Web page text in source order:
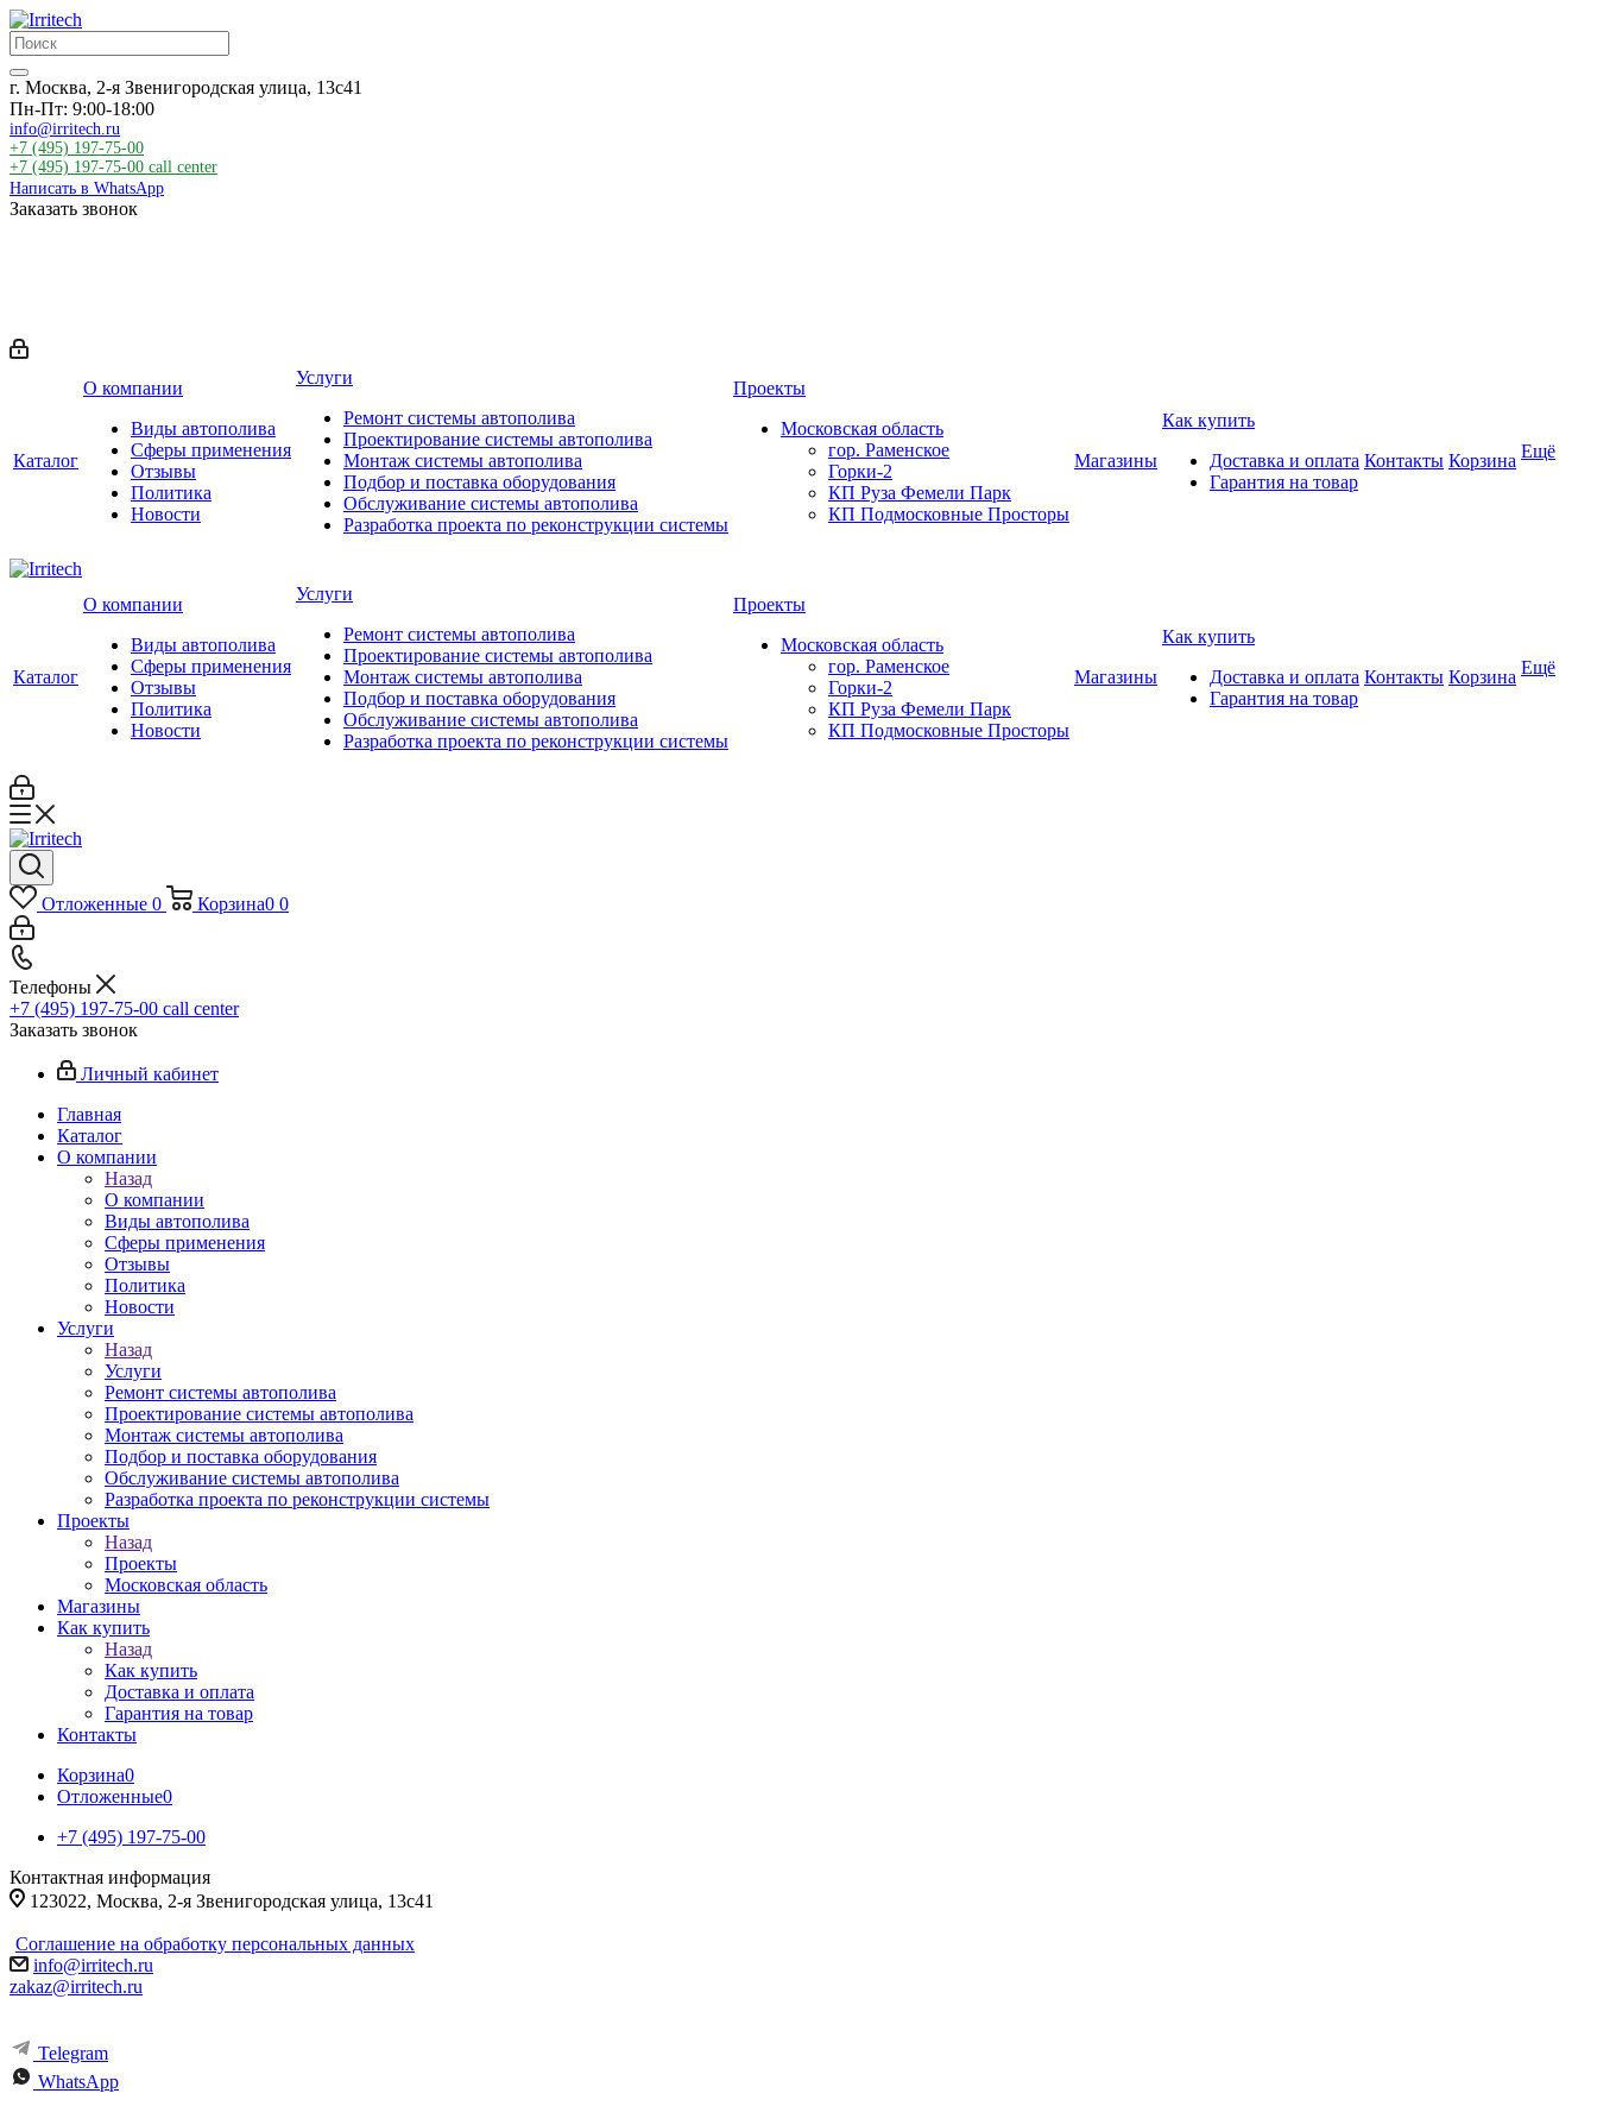
г. Москва, 2-я Звенигородская улица, 13с41
Пн-Пт: 9:00-18:00
info@irritech.ru
+7 (495) 197-75-00
+7 (495) 197-75-00 call center
Написать в WhatsApp
Заказать звонок
Каталог
О компании
Виды автополива
Сферы применения
Отзывы
Политика
Новости
Услуги
Ремонт системы автополива
Проектирование системы автополива
Монтаж системы автополива
Подбор и поставка оборудования
Обслуживание системы автополива
Разработка проекта по реконструкции системы
Проекты
Московская область
гор. Раменское
Горки-2
КП Руза Фемели Парк
КП Подмосковные Просторы
Магазины
Как купить
Доставка и оплата
Гарантия на товар
Контакты Корзина Ещё
Каталог
О компании
Виды автополива
Сферы применения
Отзывы
Политика
Новости
Услуги
Ремонт системы автополива
Проектирование системы автополива
Монтаж системы автополива
Подбор и поставка оборудования
Обслуживание системы автополива
Разработка проекта по реконструкции системы
Проекты
Московская область
гор. Раменское
Горки-2
КП Руза Фемели Парк
КП Подмосковные Просторы
Магазины
Как купить
Доставка и оплата
Гарантия на товар
Контакты Корзина Ещё
Отложенные 0 Корзина0 0
Телефоны
+7 (495) 197-75-00 call center
Заказать звонок
Личный кабинет
Главная
Каталог
О компании
Назад
О компании
Виды автополива
Сферы применения
Отзывы
Политика
Новости
Услуги
Назад
Услуги
Ремонт системы автополива
Проектирование системы автополива
Монтаж системы автополива
Подбор и поставка оборудования
Обслуживание системы автополива
Разработка проекта по реконструкции системы
Проекты
Назад
Проекты
Московская область
Магазины
Как купить
Назад
Как купить
Доставка и оплата
Гарантия на товар
Контакты
Корзина0
Отложенные0
+7 (495) 197-75-00
Контактная информация
123022, Москва, 2-я Звенигородская улица, 13с41
Соглашение на обработку персональных данных
info@irritech.ru
zakaz@irritech.ru
Telegram
WhatsApp